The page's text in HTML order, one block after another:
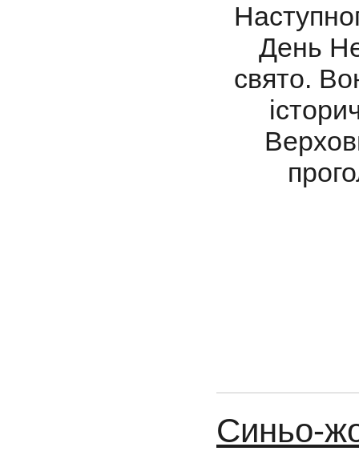
День
свято.
Синьо-